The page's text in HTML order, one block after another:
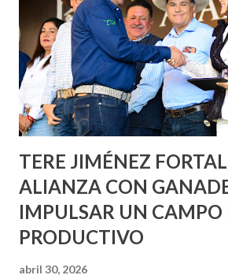
Nieto, entre Jesús F. Elizondo y la
lo que se aplicará pintura en 66 casas.
llevará este programa a Villas de
Asunción, Avenida Alameda y Decreto
los edificios FOVISSSTE Ojo de Agua,
Norias de Paso Hondo y en los edificios
TERE JIMÉNEZ
ALIANZA CON
IMPULSAR UN CAMPO
PRODUCTIVO
abril 30, 2026